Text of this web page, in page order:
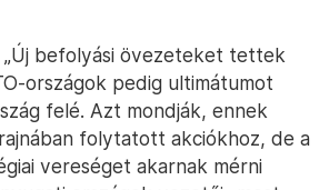
még Washington és Moszkva
ellenségnek.
a stratégiai fegyverek
szóló egyezményből az
kilépett, és most
garanciákat is fel